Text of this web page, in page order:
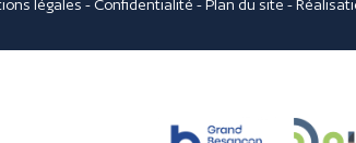
légales - Confidentialité -Plan du site -